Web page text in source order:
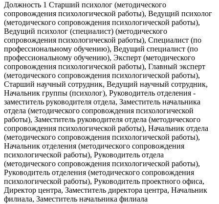
Должность 1 Старший психолог (методического
сопровождения психологической работы), Ведущий психолог
(методического сопровождения психологической работы),
Ведущий психолог (специалист) (методического
сопровождения психологической работы), Специалист (по
профессиональному обучению), Ведущий специалист (по
профессиональному обучению), Эксперт (методического
сопровождения психологической работы), Главный эксперт
(методического сопровождения психологической работы),
Старший научный сотрудник, Ведущий научный сотрудник,
Начальник группы (психолог), Руководитель отделения -
заместитель руководителя отдела, Заместитель начальника
отдела (методического сопровождения психологической
работы), Заместитель руководителя отдела (методического
сопровождения психологической работы), Начальник отдела
(методического сопровождения психологической работы),
Начальник отделения (методического сопровождения
психологической работы), Руководитель отдела
(методического сопровождения психологической работы),
Руководитель отделения (методического сопровождения
психологической работы), Руководитель проектного офиса,
Директор центра, Заместитель директора центра, Начальник
филиала, Заместитель начальника филиала